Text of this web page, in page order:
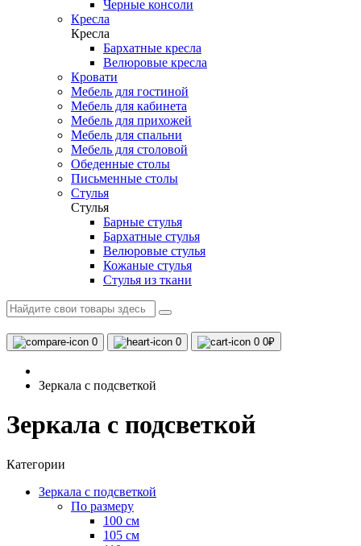
Черные консоли
Кресла
Кресла
Бархатные кресла
Велюровые кресла
Кровати
Мебель для гостиной
Мебель для кабинета
Мебель для прихожей
Мебель для спальни
Мебель для столовой
Обеденные столы
Письменные столы
Стулья
Стулья
Барные стулья
Бархатные стулья
Велюровые стулья
Кожаные стулья
Стулья из ткани
0 0 0 0₽
Зеркала с подсветкой
Зеркала с подсветкой
Категории
Зеркала с подсветкой
По размеру
100 см
105 см